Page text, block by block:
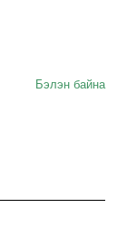
Бэлэн байна